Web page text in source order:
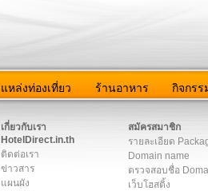
แหล่งท่องเที่ยว ร้านอาหาร กิจกรร
เกี่ยวกับเรา
HotelDirect.in.th
ติดต่อเรา
ข่าวสาร
แผนผัง
สมัครสมาชิก
รายละเอียด
Domain name
ตรวจสอบชื่อ
เว็บโฮสติ้ง